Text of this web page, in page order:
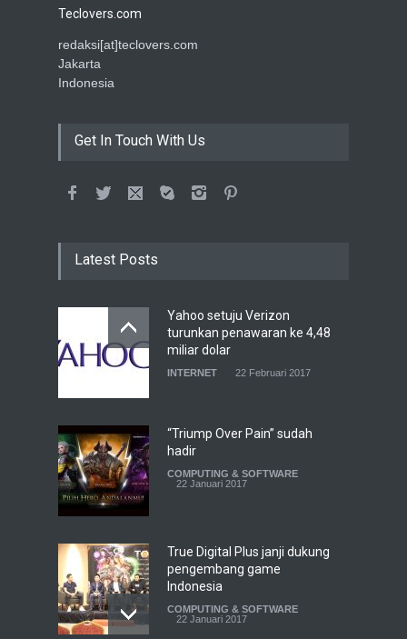
Teclovers.com
redaksi[at]teclovers.com
Jakarta
Indonesia
Get In Touch With Us
Latest Posts
Yahoo setuju Verizon
turunkan penawaran ke 4,48
miliar dolar
INTERNET 22 Februari 2017
“Triump Over Pain” sudah
hadir
COMPUTING & SOFTWARE
22 Januari 2017
True Digital Plus janji dukung
pengembang game
Indonesia
COMPUTING & SOFTWARE
22 Januari 2017